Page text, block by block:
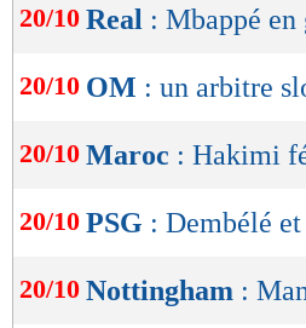
20/10 Real : Mbappé
20/10 OM : un arbitre
20/10 Maroc : Hakimi
20/10 PSG : Dembélé
20/10 Nottingham :